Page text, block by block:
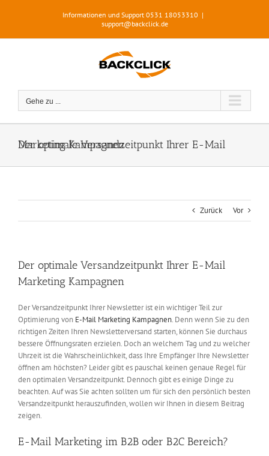
Informationen und Support 0531 18053310 |
support@backclick.de
Gehe zu ...
Der optimale Versandzeitpunkt Ihrer E-Mail Marketing Kampagnen
Zurück Vor
Der optimale Versandzeitpunkt Ihrer E-Mail
Marketing Kampagnen
Der Versandzeitpunkt Ihrer Newsletter ist ein wichtiger Teil zur
Optimierung von E-Mail Marketing Kampagnen. Denn wenn Sie zu den
richtigen Zeiten Ihren Newsletterversand starten, können Sie durchaus
bessere Öffnungsraten erzielen. Doch an welchem Tag und zu welcher
Uhrzeit ist die Wahrscheinlichkeit, dass Ihre Empfänger Ihre Newsletter
öffnen am höchsten? Leider gibt es pauschal keinen genaue Regel für
den optimalen Versandzeitpunkt. Dennoch gibt es einige Dinge zu
beachten. Auf was Sie achten sollten um für sich den persönlich besten
Versandzeitpunkt herauszufinden, wollen wir Ihnen in diesem Beitrag
zeigen.
E-Mail Marketing im B2B oder B2C Bereich?